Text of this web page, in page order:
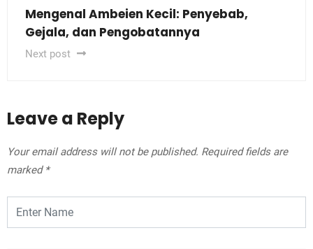
Mengenal Ambeien Kecil: Penyebab,
Gejala, dan Pengobatannya
Next post
Leave a Reply
Your email address will not be published. Required fields are
marked *